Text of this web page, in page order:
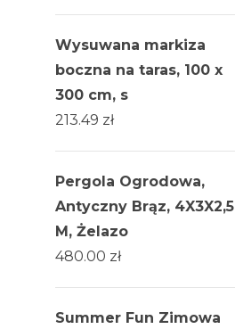
Wysuwana markiza
boczna na taras, 100 x
300 cm, s
213.49 zł
Pergola Ogrodowa,
Antyczny Brąz, 4X3X2,5
M, Żelazo
480.00 zł
Summer Fun Zimowa